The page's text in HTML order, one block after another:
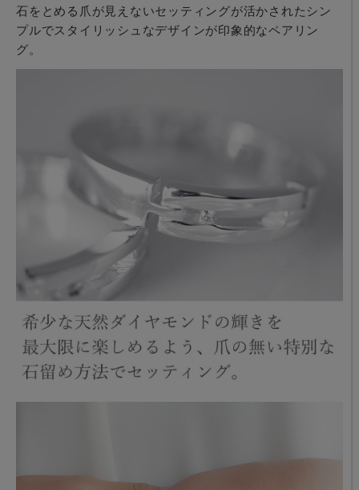
石をとめる爪が見えないセッティングが活かされたシン
プルでスタイリッシュなデザインが印象的なペアリン
グ。